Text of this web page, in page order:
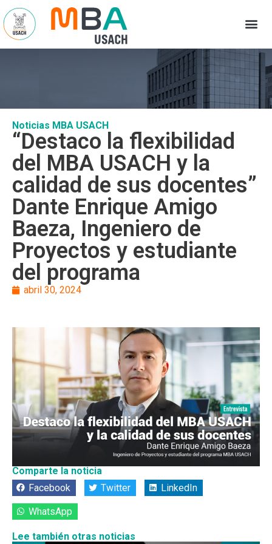
Noticias MBA USACH
“Destaco la flexibilidad
del MBA USACH y la
calidad de sus docentes”
Dante Enrique Amigo
Baeza, Ingeniero de
Proyectos y estudiante
del programa
abril 30, 2024
Comparte la noticia
Facebook
Twitter LinkedIn
WhatsApp
Lee también otras noticias